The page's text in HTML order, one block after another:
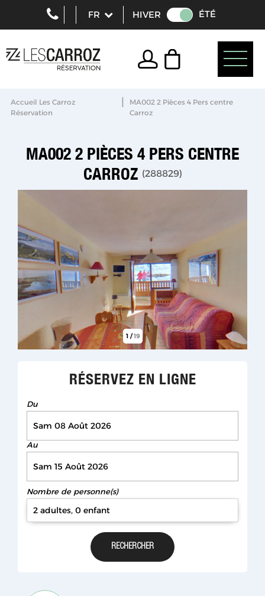
HIVER ÉTÉ
Accueil Les Carroz
Réservation
|
MA002 2 Pièces 4 Pers centre
Carroz
MA002 2 PIÈCES 4 PERS CENTRE
CARROZ (288829)
1/19
RÉSERVEZ EN LIGNE
Du
Au
Nombre de personne(s)
2 adultes, 0 enfant